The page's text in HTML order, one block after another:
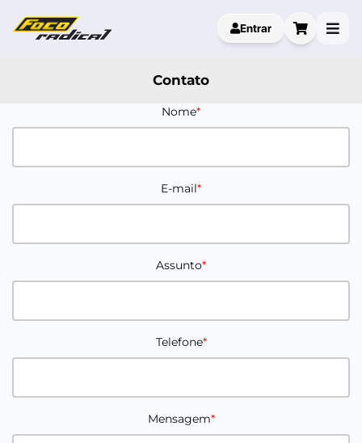
Entrar
Contato
Nome
E-mail
Assunto
Telefone
Mensagem